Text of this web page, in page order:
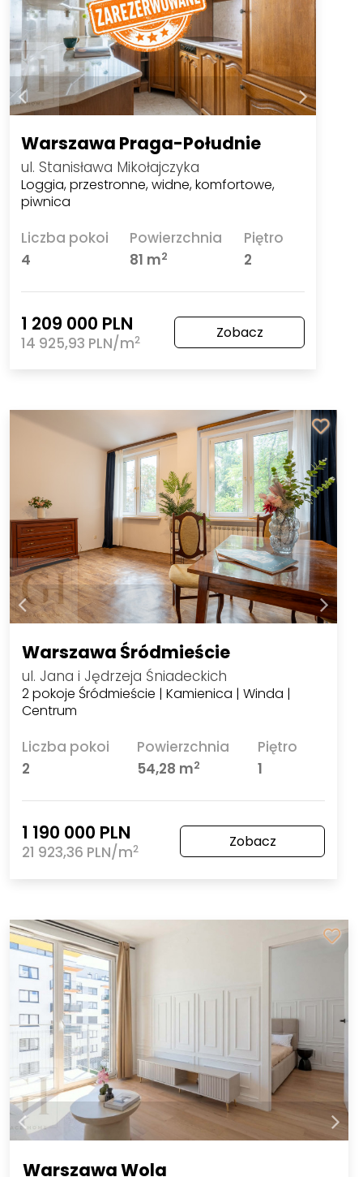
Warszawa Praga-Południe
ul. Stanisława Mikołajczyka
Loggia, przestronne, widne, komfortowe,
piwnica
Liczba pokoi
4
Powierzchnia
81 m2
Piętro
2
1 209 000 PLN
14 925,93 PLN/m2 Zobacz
Warszawa Śródmieście
ul. Jana i Jędrzeja Śniadeckich
2 pokoje Śródmieście | Kamienica | Winda |
Centrum
Liczba pokoi
2
Powierzchnia
54,28 m2
Piętro
1
1 190 000 PLN
21 923,36 PLN/m2 Zobacz
Warszawa Wola